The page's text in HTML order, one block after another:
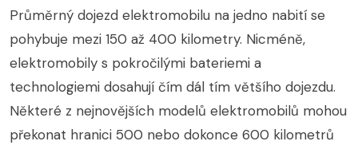
Průměrný dojezd elektromobilu na jedno nabití se
pohybuje mezi 150 až 400 kilometry. Nicméně,
elektromobily s pokročilými bateriemi a
technologiemi dosahují čím dál tím většího dojezdu.
Některé z nejnovějších modelů elektromobilů mohou
překonat hranici 500 nebo dokonce 600 kilometrů